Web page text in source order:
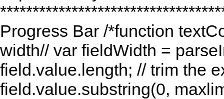
Progress Bar /*function
width// var fieldWidth =
field.value.length; // trim the
field.value.substring(0,